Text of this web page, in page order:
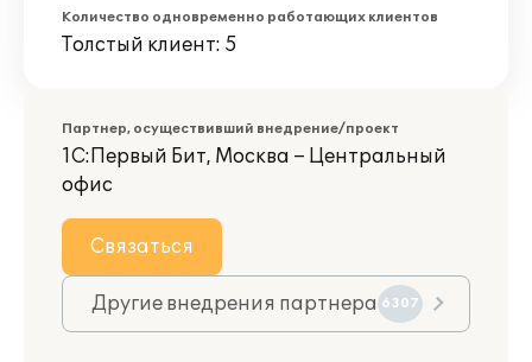
Количество одновременно работающих клиентов
Толстый клиент: 5
Партнер, осуществивший внедрение/проект
1С:Первый Бит, Москва – Центральный
офис
Связаться
Другие внедрения партнера 6307